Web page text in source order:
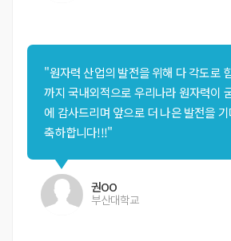
"원자력 산업의 발전을 위해 다 각도로
까지 국내외적으로 우리나라 원자력이
에 감사드리며 앞으로 더 나은 발전을
축하합니다!!!"
권OO
부산대학교